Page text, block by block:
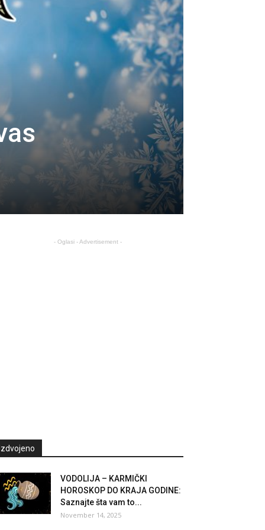
- Oglasi - Advertisement -
VODOLIJA – KARMIČKI
HOROSKOP DO KRAJA GODINE:
Saznajte šta vam to...
November 14, 2025